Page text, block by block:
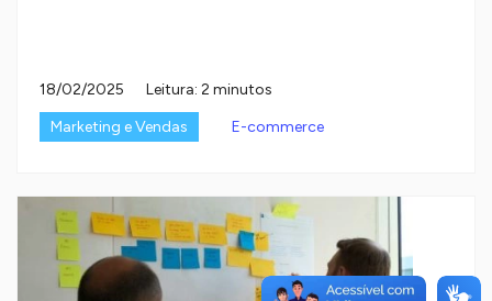
18/02/2025
Leitura: 2 minutos
Marketing e Vendas
E-commerce